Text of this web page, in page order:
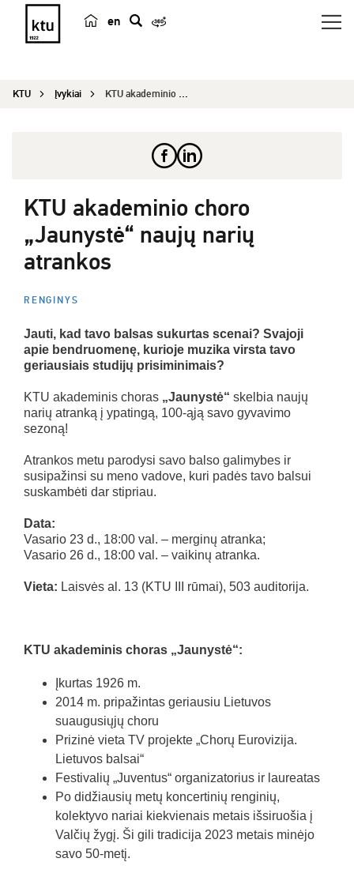
en
e
KTU Įvykiai KTU akademinio choro „Jaunystė“ naujų narių atra...
KTU akademinio choro
„Jaunystė“ naujų narių
atrankos
RENGINYS
Jauti, kad tavo balsas sukurtas scenai? Svajoji
apie bendruomenę, kurioje muzika virsta tavo
geriausiais studijų prisiminimais?
KTU akademinis choras „Jaunystė“ skelbia naujų
narių atranką į ypatingą, 100-ąją savo gyvavimo
sezoną!
Atrankos metu parodysi savo balso galimybes ir
susipažinsi su meno vadove, kuri padės tavo balsui
suskambėti dar stipriau.
Data:
Vasario 23 d., 18:00 val. – merginų atranka;
Vasario 26 d., 18:00 val. – vaikinų atranka.
Vieta: Laisvės al. 13 (KTU III rūmai), 503 auditorija.
KTU akademinis choras „Jaunystė“:
Įkurtas 1926 m.
2014 m. pripažintas geriausiu Lietuvos
suaugusiųjų choru
Prizinė vieta TV projekte „Chorų Eurovizija.
Lietuvos balsai“
Festivalių „Juventus“ organizatorius ir laureatas
Po didžiausių metų koncertinių renginių,
kolektyvo nariai kiekvienais metais išsiruošia į
Valčių žygį. Ši gili tradicija 2023 metais minėjo
savo 50-metį.